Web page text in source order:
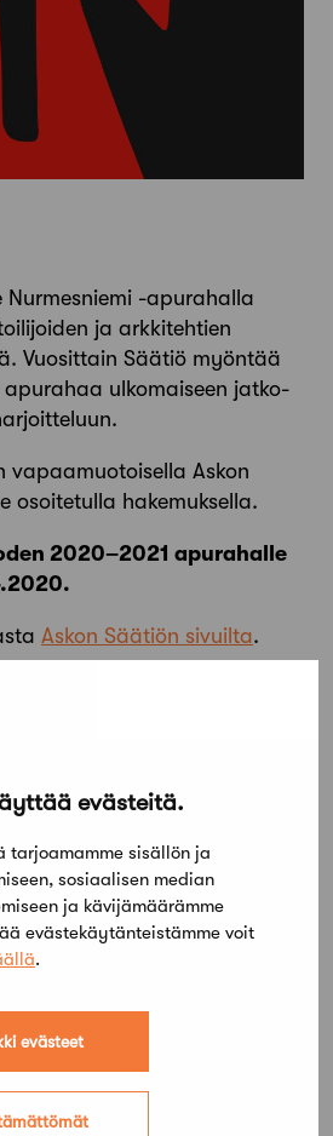
evästeitä.
tarjoamamme sisällön ja
sosiaalisen median
ja kävijämäärämme
evästekäytänteistämme voit
.
evästeet
Nurmesniemi -apurahalla
ja arkkitehtien
Vuosittain Säätiö myöntää
apurahaa ulkomaiseen jatko-
Askon
osoitetulla hakemuksella.
2020–2021 apurahalle
Askon Säätiön sivuilta.
Kaikki ajankohtaiset